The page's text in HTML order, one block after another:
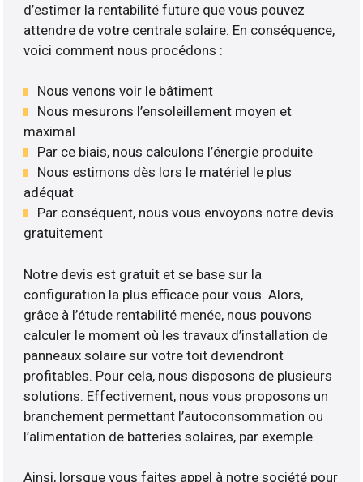
d’estimer la rentabilité future que vous pouvez
attendre de votre centrale solaire. En conséquence,
voici comment nous procédons :
Nous venons voir le bâtiment
Nous mesurons l’ensoleillement moyen et
maximal
Par ce biais, nous calculons l’énergie produite
Nous estimons dès lors le matériel le plus
adéquat
Par conséquent, nous vous envoyons notre devis
gratuitement
Notre devis est gratuit et se base sur la
configuration la plus efficace pour vous. Alors,
grâce à l’étude rentabilité menée, nous pouvons
calculer le moment où les travaux d’installation de
panneaux solaire sur votre toit deviendront
profitables. Pour cela, nous disposons de plusieurs
solutions. Effectivement, nous vous proposons un
branchement permettant l’autoconsommation ou
l’alimentation de batteries solaires, par exemple.
Ainsi, lorsque vous faites appel à notre société pour